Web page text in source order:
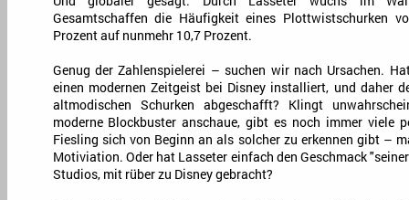
Gesamtschaffen die Häufigkeit eines Plottwistschurken
Prozent auf nunmehr 10,7 Prozent.
Genug der Zahlenspielerei – suchen wir nach Ursachen.
einen modernen Zeitgeist bei Disney installiert, und daher
altmodischen Schurken abgeschafft? Klingt
moderne Blockbuster anschaue, gibt es noch immer viele
Fiesling sich von Beginn an als solcher zu erkennen gibt –
Motiviation. Oder hat Lasseter einfach den Geschmack
Studios, mit rüber zu Disney gebracht?